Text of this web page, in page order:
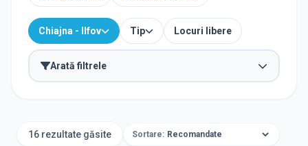
Chiajna - Ilfov Tip Locuri libere
Arată filtrele
16 rezultate găsite Sortare: